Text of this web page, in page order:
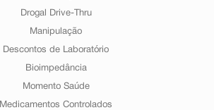
Drogal Drive-Thru
Manipulação
Descontos de Laboratório
Bioimpedância
Momento Saúde
Medicamentos Controlados